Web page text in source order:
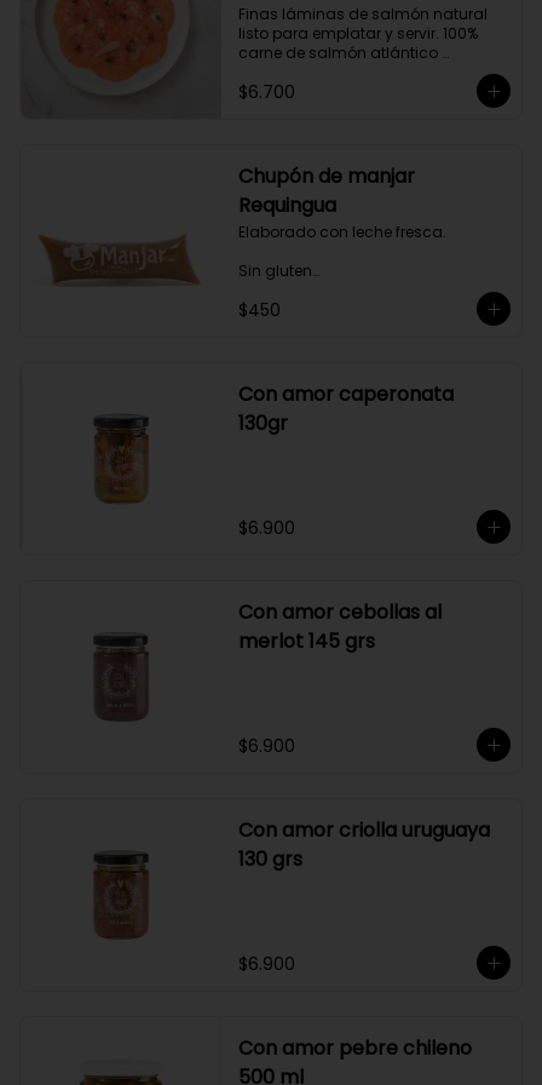
gourmet a tus comidas.
Finas láminas de salmón natural
listo para emplatar y servir. 100%
carne de salmón atlántico
Producto sellado al vacío y
congelado.
$6.700
Chupón de manjar
Requingua
Elaborado con leche fresca.
Sin gluten
Sin Saborizantes
$450
Con amor caperonata
130gr
$6.900
Con amor cebollas al
merlot 145 grs
$6.900
Con amor criolla uruguaya
130 grs
$6.900
Con amor pebre chileno
500 ml